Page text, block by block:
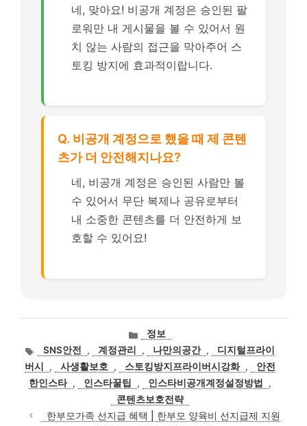
네, 맞아요! 비공개 계정은 승인된 팔
로워만 내 게시물을 볼 수 있어서 원
치 않는 사람의 접근을 막아주어 스
토킹 방지에 효과적이랍니다.
Q. 비공개 계정으로 했을 때 제 콘텐
츠가 더 안전해지나요?
네, 비공개 계정은 승인된 사람만 볼
수 있어서 무단 복제나 공유로부터
내 소중한 콘텐츠를 더 안전하게 보
호할 수 있어요!
카
고
리
정보
태
그
SNS안전 , 계정관리 , 나만의공간 ,
디지털프라이
버시
, 사생활보호 , 스토킹방지프라이버시강화 ,
안전
한인스타 , 인스타꿀팁 , 인스타비공개계정설정방법
,
콘텐츠보호전략
한부모가족 선지급 혜택 | 한부모 양육비 선지급제 지원